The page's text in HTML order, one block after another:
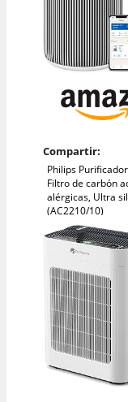
Compartir:
Philips
Filtro de carbón
alérgicas, Ultra
(AC2210/10)